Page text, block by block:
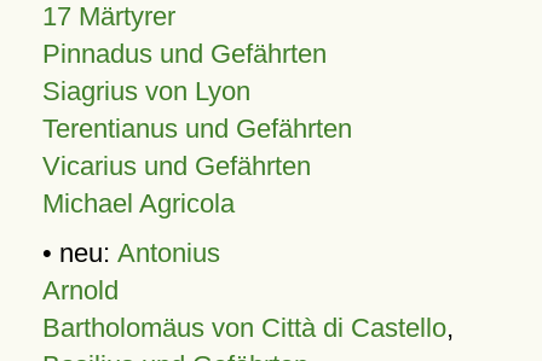
17 Märtyrer
Pinnadus und Gefährten
Siagrius von Lyon
Terentianus und Gefährten
Vicarius und Gefährten
Michael Agricola
• neu: Antonius
Arnold
Bartholomäus von Città di Castello,